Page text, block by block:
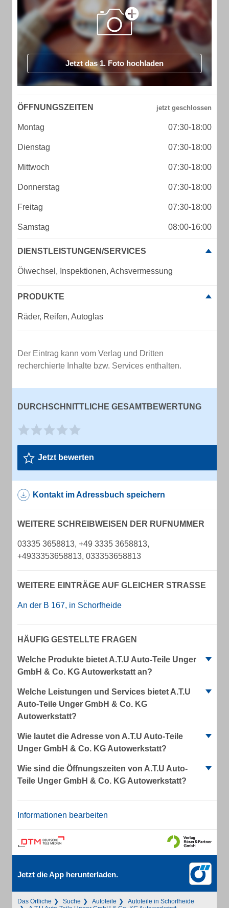
Jetzt das 1. Foto hochladen
ÖFFNUNGSZEITEN
Montag 07:30-18:00
Dienstag 07:30-18:00
Mittwoch 07:30-18:00
Donnerstag 07:30-18:00
Freitag 07:30-18:00
Samstag 08:00-16:00
DIENSTLEISTUNGEN/SERVICES
Ölwechsel, Inspektionen, Achsvermessung
PRODUKTE
Räder, Reifen, Autoglas
Der Eintrag kann vom Verlag und Dritten
recherchierte Inhalte bzw. Services enthalten.
DURCHSCHNITTLICHE GESAMTBEWERTUNG
Jetzt bewerten
Kontakt im Adressbuch speichern
WEITERE SCHREIBWEISEN DER RUFNUMMER
03335 3658813, +49 3335 3658813,
+4933353658813, 033353658813
WEITERE EINTRÄGE AUF GLEICHER STRASSE
An der B 167, in Schorfheide
HÄUFIG GESTELLTE FRAGEN
Welche Produkte bietet A.T.U Auto-Teile Unger
GmbH & Co. KG Autowerkstatt an?
Welche Leistungen und Services bietet A.T.U
Auto-Teile Unger GmbH & Co. KG
Autowerkstatt?
Wie lautet die Adresse von A.T.U Auto-Teile
Unger GmbH & Co. KG Autowerkstatt?
Wie sind die Öffnungszeiten von A.T.U Auto-
Teile Unger GmbH & Co. KG Autowerkstatt?
Informationen bearbeiten
Jetzt die App herunterladen.
Das Örtliche Suche Autoteile
Autoteile in Schorfheide